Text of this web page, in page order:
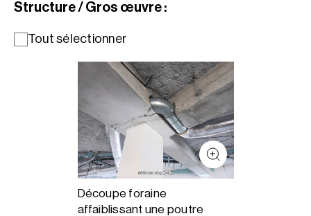
Structure / Gros œuvre :
Tout sélectionner
Découpe foraine
affaiblissant une poutre